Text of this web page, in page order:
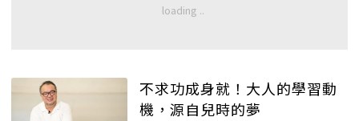
不求功成身就！大人的學習動
機，源自兒時的夢